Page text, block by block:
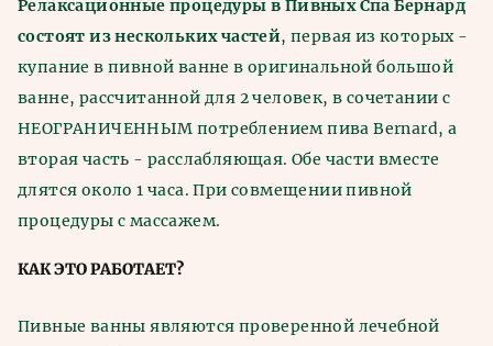
Релаксационные процедуры в Пивных Спа Бернард
состоят из нескольких частей, первая из которых -
купание в пивной ванне в оригинальной большой
ванне, рассчитанной для 2 человек, в сочетании с
НЕОГРАНИЧЕННЫМ потреблением пива Bernard, а
вторая часть - расслабляющая. Обе части вместе
длятся около 1 часа. При совмещении пивной
процедуры с массажем.
КАК ЭТО РАБОТАЕТ?
Пивные ванны являются проверенной лечебной